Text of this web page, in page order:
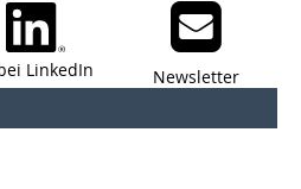
LinkedIn Newsletter